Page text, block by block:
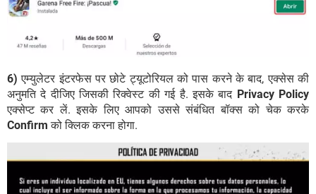
6) एम्युलेटर इंटरफेस पर छोटे ट्यूटोरियल को पास करने के बाद, एक्सेस की
अनुमति दे दीजिए जिसकी रिक्वेस्ट की गई है. इसके बाद Privacy Policy
एक्सेप्ट कर लें. इसके लिए आपको उससे संबंधित बॉक्स को चेक करके
Confirm को क्लिक करना होगा.